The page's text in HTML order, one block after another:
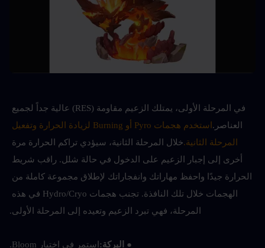
العناصر.
المرحلة الثانية.
المرحلة، فهي تبرد الزعيم وتعيده إلى المرحلة الأولى.
● البركة: استمر في اختيار Bloom.